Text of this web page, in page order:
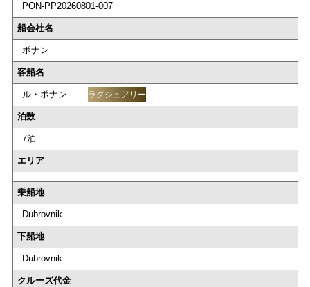
PON-PP20260801-007
船会社名
ポナン
客船名
ル・ポナン ラグジュアリー
泊数
7泊
エリア
乗船地
Dubrovnik
下船地
Dubrovnik
クルーズ代金